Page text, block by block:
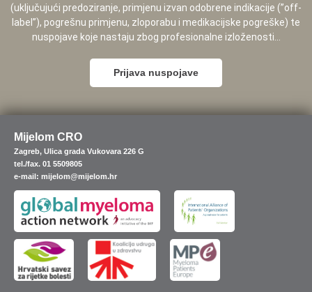
(uključujući predoziranje, primjenu izvan odobrene indikacije (”off-
label”), pogrešnu primjenu, zloporabu i medikacijske pogreške) te
nuspojave koje nastaju zbog profesionalne izloženosti...
Prijava nuspojave
Mijelom CRO
Zagreb, Ulica grada Vukovara 226 G
tel./fax. 01 5509805
e-mail: mijelom@mijelom.hr